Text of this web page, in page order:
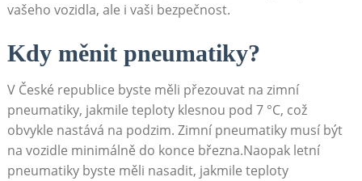
vašeho vozidla, ⁢ale i vaši⁢ bezpečnost.
Kdy měnit ‌pneumatiky?
V České republice byste ​měli ​přezouvat ‌na zimní
pneumatiky,⁣ jakmile teploty klesnou⁤ pod 7 °C, ‍což
obvykle nastává na podzim. Zimní pneumatiky musí být
na vozidle minimálně do konce března.Naopak letní⁣
pneumatiky byste‌ měli nasadit, jakmile teploty